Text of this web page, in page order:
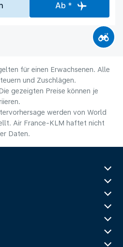
Ab *
für einen Erwachsenen. Alle
und Zuschlägen.
gezeigten Preise können je
werden von World
Air France-KLM haftet nicht
Daten.